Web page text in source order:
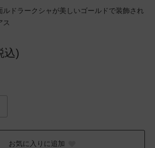
ルドラークシャが美しいゴールドで装飾され
ス
込)
お気に入りに追加